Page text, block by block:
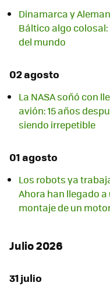
Dinamarca y
Báltico algo
del mundo
02 agosto
La NASA soñó con
avión: 15 años
siendo irrepetible
01 agosto
Los robots ya
Ahora han llegado
montaje de un
Julio 2026
31 julio